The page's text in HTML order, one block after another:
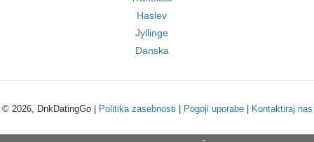
Haslev
Jyllinge
Danska
© 2026, DnkDatingGo | Politika zasebnosti Pogoji uporabe| Kontaktiraj nas